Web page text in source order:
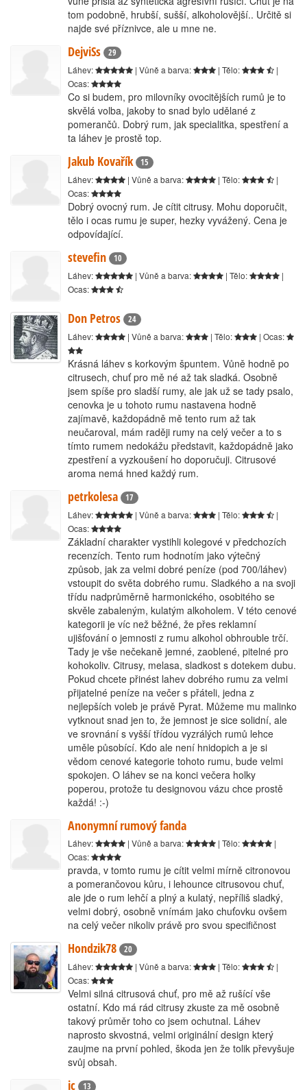
tom podobně, hrubší, sušší, alkoholovější.. Určitě si
najde své příznivce, ale u mne ne.
DejviSs
29
Láhev:
| Vůně a barva: | Tělo:
|
Ocas:
Co si budem, pro milovníky ovocitějších rumů je to
skvělá volba, jakoby to snad bylo udělané z
pomerančů. Dobrý rum, jak specialitka, spestření a
ta láhev je prostě top.
Jakub Kovařík
15
Láhev:
| Vůně a barva: | Tělo:
|
Ocas:
Dobrý ovocný rum. Je cítit citrusy. Mohu doporučit,
tělo i ocas rumu je super, hezky vyvážený. Cena je
odpovídající.
stevefin
10
Láhev:
| Vůně a barva: | Tělo:
|
Ocas:
Don Petros
24
Láhev:
| Vůně a barva: | Tělo: | Ocas:
Krásná láhev s korkovým špuntem. Vůně hodně po
citrusech, chuť pro mě né až tak sladká. Osobně
jsem spíše pro sladší rumy, ale jak už se tady psalo,
cenovka je u tohoto rumu nastavena hodně
zajímavě, každopádně mě tento rum až tak
neučaroval, mám raději rumy na celý večer a to s
tímto rumem nedokážu představit, každopádně jako
zpestření a vyzkoušení ho doporučuji. Citrusové
aroma nemá hned každý rum.
petrkolesa
17
Láhev:
| Vůně a barva: | Tělo:
|
Ocas:
Základní charakter vystihli kolegové v předchozích
recenzích. Tento rum hodnotím jako výtečný
způsob, jak za velmi dobré peníze (pod 700/láhev)
vstoupit do světa dobrého rumu. Sladkého a na svoji
třídu nadprůměrně harmonického, osobitého se
skvěle zabaleným, kulatým alkoholem. V této cenové
kategorii je víc než běžné, že přes reklamní
ujišťování o jemnosti z rumu alkohol obhrouble trčí.
Tady je vše nečekaně jemné, zaoblené, pitelné pro
kohokoliv. Citrusy, melasa, sladkost s dotekem dubu.
Pokud chcete přinést lahev dobrého rumu za velmi
přijatelné peníze na večer s přáteli, jedna z
nejlepších voleb je právě Pyrat. Můžeme mu malinko
vytknout snad jen to, že jemnost je sice solidní, ale
ve srovnání s vyšší třídou vyzrálých rumů lehce
uměle působící. Kdo ale není hnidopich a je si
vědom cenové kategorie tohoto rumu, bude velmi
spokojen. O láhev se na konci večera holky
poperou, protože tu designovou vázu chce prostě
každá! :-)
Anonymní rumový fanda
Láhev: | Vůně a barva: | Tělo:
|
Ocas:
pravda, v tomto rumu je cítit velmi mírně citronovou
a pomerančovou kůru, i lehounce citrusovou chuť,
ale jde o rum lehčí a plný a kulatý, nepříliš sladký,
velmi dobrý, osobně vnímám jako chuťovku ovšem
na celý večer nikoliv právě pro svou specifičnost
Hondzik78
20
Láhev:
| Vůně a barva: | Tělo:
|
Ocas:
Velmi silná citrusová chuť, pro mě až rušící vše
ostatní. Kdo má rád citrusy zkuste za mě osobně
takový průměr toho co jsem ochutnal. Láhev
naprosto skvostná, velmi originální design který
zaujme na první pohled, škoda jen že tolik převyšuje
svůj obsah.
ic
13